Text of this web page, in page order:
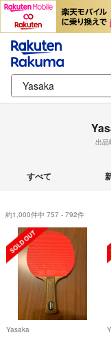
出品
すべて
約1,000件中 757 - 792件
Yasaka